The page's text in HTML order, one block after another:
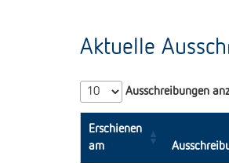
Aktuelle
Ausschreibungen
Erschienen
am